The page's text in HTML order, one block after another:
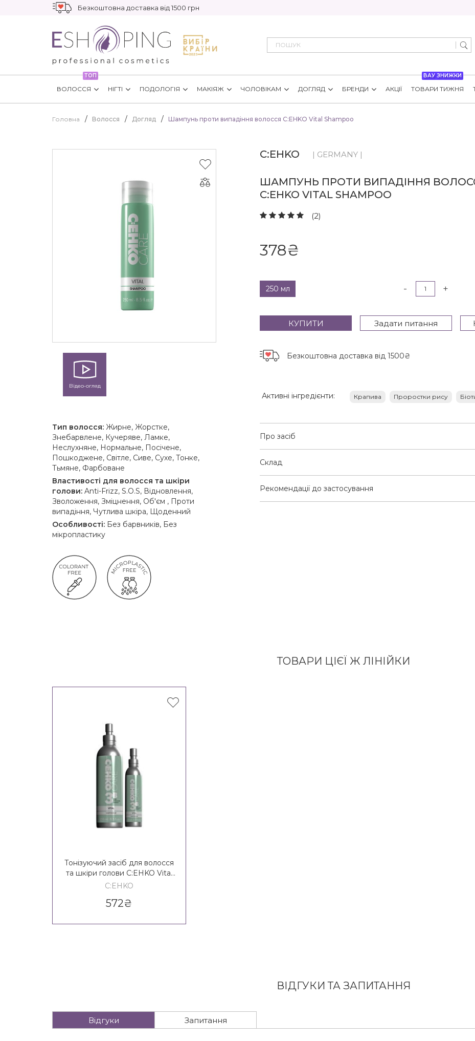
Безкоштовна доставка від 1500 грн
ТОП
ВОЛОССЯ НІГТІ ПОДОЛОГІЯ МАКІЯЖ ЧОЛОВІКАМ ДОГЛЯД БРЕНДИ АКЦІЇ
ВАУ ЗНИЖКИ
ТОВАРИ ТИЖНЯ
Головна Волосся Догляд Шампунь проти випадіння волосся C:EHKO Vital Shampoo
Відео-огляд
Тип волосся: Жирне, Жорстке,
Знебарвлене, Кучеряве, Ламке,
Неслухняне, Нормальне, Посічене,
Пошкоджене, Світле, Сиве, Сухе, Тонке,
Тьмяне, Фарбоване
Властивості для волосся та шкіри
голови: Anti-Frizz, S.O.S, Відновлення,
Зволоження, Зміцнення, Об'єм , Проти
випадіння, Чутлива шкіра, Щоденний
Особливості: Без барвників, Без
мікропластику
C:EHKO | GERMANY |
ШАМПУНЬ ПРОТИ ВИПАДІННЯ
C:EHKO VITAL SHAMPOO
(2)
378₴
250 мл - +
КУПИТИ Задати питання
Безкоштовна доставка від 1500₴
Активні інгредієнти: Крапива Проростки рису
Про засіб
Склад
Рекомендації до застосування
ТОВАРИ ЦІЄЇ Ж ЛІНІЙКИ
Тонізуючий засіб для волосся
та шкіри голови C:EHKO Vital
Haartomikum 3B Formel
C:EHKO
572₴
ВІДГУКИ ТА ЗАПИТАННЯ
Відгуки Запитання